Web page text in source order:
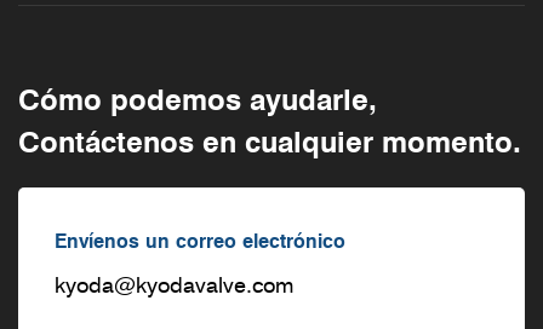
Cómo podemos ayudarle,
Contáctenos en cualquier momento.
Envíenos un correo electrónico
kyoda@kyodavalve.com